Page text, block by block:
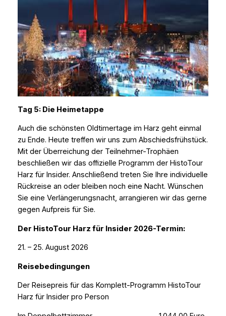
Tag 5: Die Heimetappe
Auch die schönsten Oldtimertage im Harz geht einmal
zu Ende. Heute treffen wir uns zum Abschiedsfrühstück.
Mit der Überreichung der Teilnehmer-Trophäen
beschließen wir das offizielle Programm der HistoTour
Harz für Insider. Anschließend treten Sie Ihre individuelle
Rückreise an oder bleiben noch eine Nacht. Wünschen
Sie eine Verlängerungsnacht, arrangieren wir das gerne
gegen Aufpreis für Sie.
Der HistoTour Harz für Insider 2026-Termin:
21. – 25. August 2026
Reisebedingungen
Der Reisepreis für das Komplett-Programm HistoTour
Harz für Insider pro Person